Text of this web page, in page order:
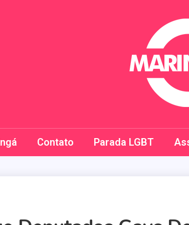
Maringay
Contato Parada LGBT